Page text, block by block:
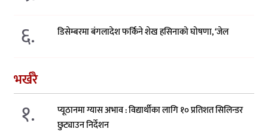
६. डिसेम्बरमा बंगलादेश फर्किने शेख हसिनाको घोषणा, ‘जेल
भर्खरै
१.
प्यूठानमा ग्यास अभाव : विद्यार्थीका लागि १० प्रतिशत सिलिन्डर
छुट्याउन निर्देशन